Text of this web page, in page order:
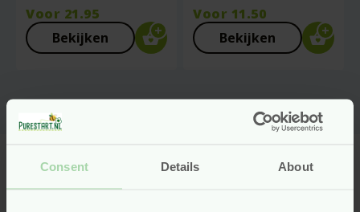
Consent Details About
Voor 21.95
Bekijken
Voor 11.50
Bekijken
Natuurlijke vitamines en